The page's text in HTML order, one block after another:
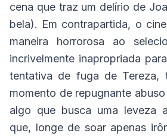
cena que traz um delírio de
bela). Em contrapartida, o
maneira horrorosa ao
incrivelmente inapropriada
tentativa de fuga de Tereza,
momento de repugnante
algo que busca uma leveza
que, longe de soar apenas